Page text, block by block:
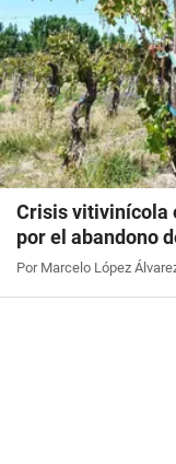
Crisis vitivinícola
por el abandono
Por Marcelo López